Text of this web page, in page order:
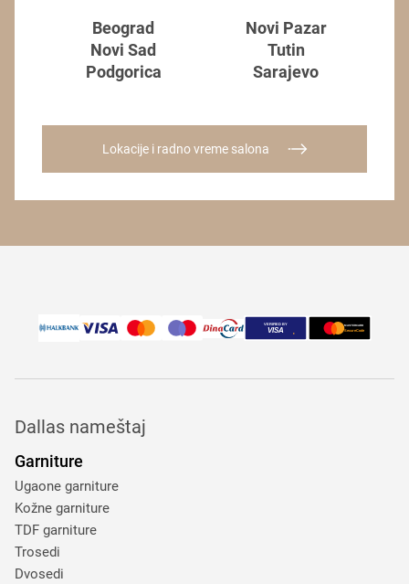
Beograd
Novi Sad
Podgorica
Novi Pazar
Tutin
Sarajevo
Lokacije i radno vreme salona
Dallas nameštaj
Garniture
Ugaone garniture
Kožne garniture
TDF garniture
Trosedi
Dvosedi